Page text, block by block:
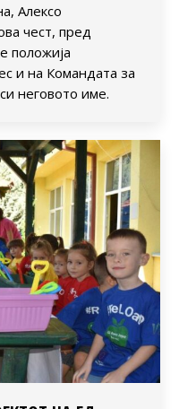
Алексо
чест, пред
положија
и на Командата за
неговото име.